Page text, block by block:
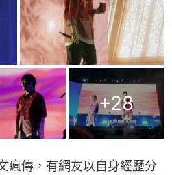
+28
瘋傳，有網友以自身經歷分